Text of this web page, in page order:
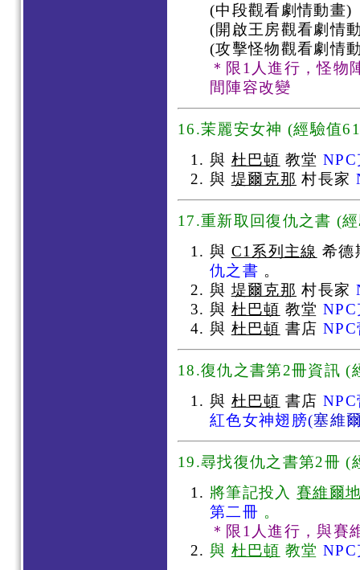
(中段觀看劇情動畫)
(開啟王房觀看劇情
(攻擊怪物觀看劇情
＊限1人進行，怪物
間陣容改變
16.茉麗安女神 (經驗值
與 杜巴頓 教堂
與 堤爾克那 村長家
17.重新取回復仇之書 (
與 C1系列主線 希
仇之書 。
與 堤爾克那 村長家
與 杜巴頓 教堂
與 杜巴頓 書店
18.復仇之書第2冊資訊 (
與 杜巴頓 書店
紅色女神翅膀(塞維
19.尋找復仇之書第2冊 (
將筆記投入賽維爾
第二冊 。
＊限1人進行，與賽
與 杜巴頓 教堂